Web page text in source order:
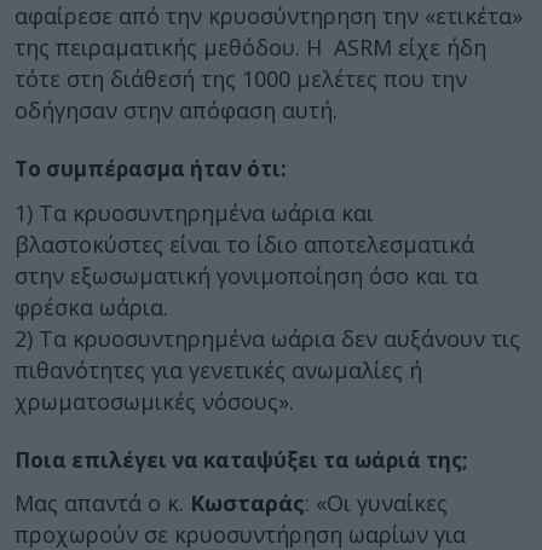
αφαίρεσε από την κρυοσύντηρηση την «ετικέτα»
της πειραματικής μεθόδου. Η ASRM είχε ήδη
τότε στη διάθεσή της 1000 μελέτες που την
οδήγησαν στην απόφαση αυτή.
Το συμπέρασμα ήταν ότι:
1) Τα κρυοσυντηρημένα ωάρια και
βλαστοκύστες είναι το ίδιο αποτελεσματικά
στην εξωσωματική γονιμοποίηση όσο και τα
φρέσκα ωάρια.
2) Τα κρυοσυντηρημένα ωάρια δεν αυξάνουν τις
πιθανότητες για γενετικές ανωμαλίες ή
χρωματοσωμικές νόσους».
Ποια επιλέγει να καταψύξει τα ωάριά της;
Μας απαντά ο κ. Κωσταράς: «Οι γυναίκες
προχωρούν σε κρυοσυντήρηση ωαρίων για